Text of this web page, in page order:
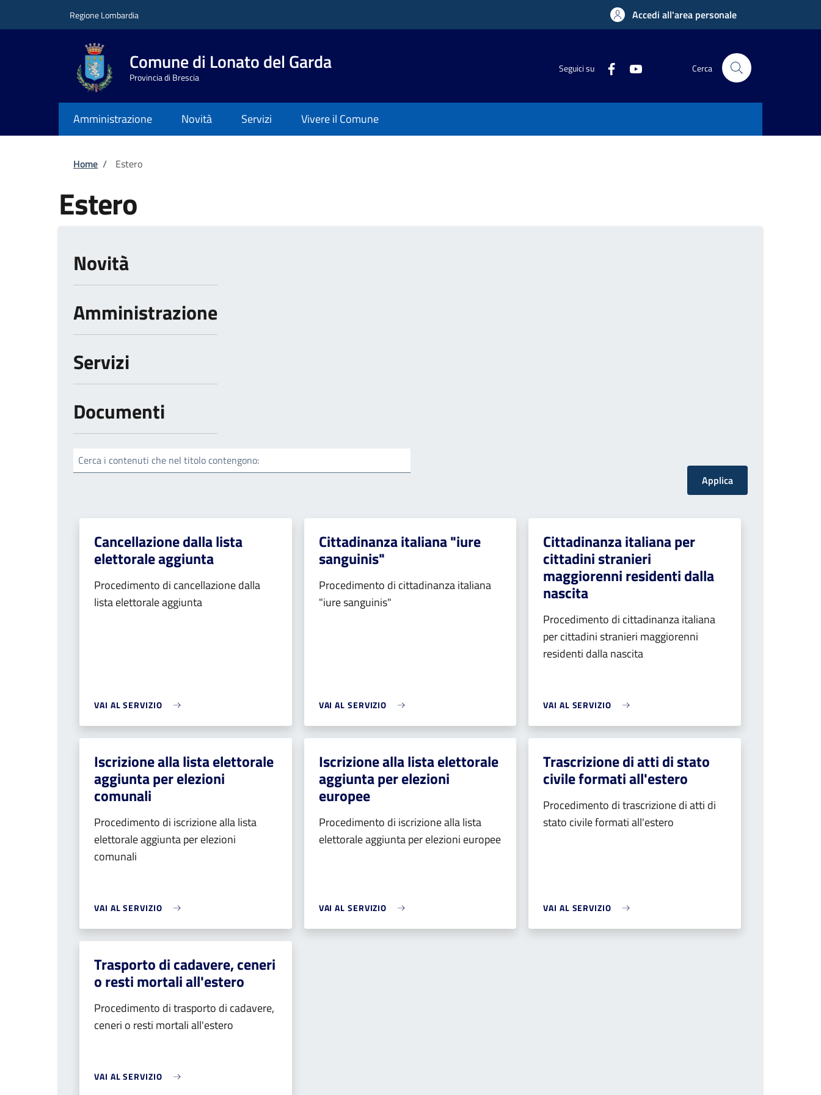
Regione Lombardia Accedi all'area personale
Comune di Lonato del Garda
Provincia di Brescia
Seguici su Cerca
Amministrazione Novità Servizi Vivere il Comune
Briciole di pane
Home / Estero
Estero
Novità
Amministrazione
Servizi
Documenti
Cerca i contenuti che nel titolo contengono:
Cancellazione dalla lista
elettorale aggiunta
Procedimento di cancellazione dalla
lista elettorale aggiunta
VAI AL SERVIZIO
Cittadinanza italiana "iure
sanguinis"
Procedimento di cittadinanza italiana
"iure sanguinis"
VAI AL SERVIZIO
Cittadinanza italiana per
cittadini stranieri
maggiorenni residenti dalla
nascita
Procedimento di cittadinanza italiana
per cittadini stranieri maggiorenni
residenti dalla nascita
VAI AL SERVIZIO
Iscrizione alla lista elettorale
aggiunta per elezioni
comunali
Procedimento di iscrizione alla lista
elettorale aggiunta per elezioni
comunali
VAI AL SERVIZIO
Iscrizione alla lista elettorale
aggiunta per elezioni
europee
Procedimento di iscrizione alla lista
elettorale aggiunta per elezioni europee
VAI AL SERVIZIO
Trascrizione di atti di stato
civile formati all'estero
Procedimento di trascrizione di atti di
stato civile formati all'estero
VAI AL SERVIZIO
Trasporto di cadavere, ceneri
o resti mortali all'estero
Procedimento di trasporto di cadavere,
ceneri o resti mortali all'estero
VAI AL SERVIZIO